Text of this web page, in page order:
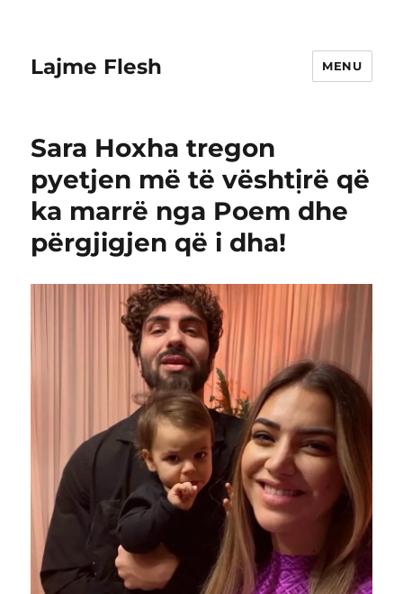
Lajme Flesh MENU
Sara Hoxha tregon
pyetjen më të vështịrë që
ka marrë nga Poem dhe
përgjigjen që i dha!